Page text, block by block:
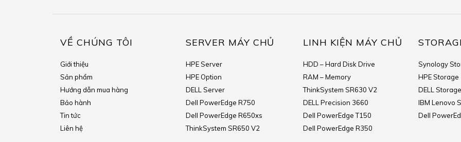
VỀ CHÚNG TÔI
Giới thiệu
Sản phẩm
Hướng dẫn mua hàng
Bảo hành
Tin tức
Liên hệ
SERVER MÁY CHỦ
HPE Server
HPE Option
DELL Server
Dell PowerEdge R750
Dell PowerEdge R650xs
ThinkSystem SR650 V2
LINH KIỆN MÁY CHỦ
HDD – Hard Disk Drive
RAM – Memory
ThinkSystem SR630 V2
DELL Precision 3660
Dell PowerEdge T150
Dell PowerEdge R350
Synology
HPE Storage
DELL
IBM Lenovo
Dell